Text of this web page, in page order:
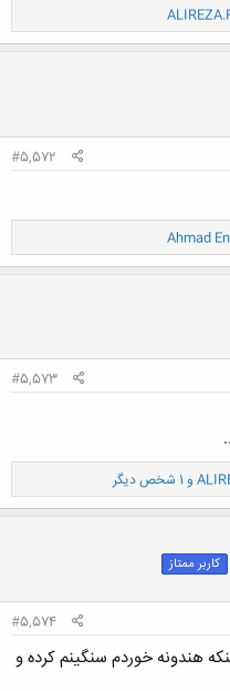
#5,572
Ahmad
#5,573
و 1 شخص دیگر
کاربر ممتاز
#5,574
هندونه خوردم سنگینم کرده و